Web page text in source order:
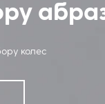
колес